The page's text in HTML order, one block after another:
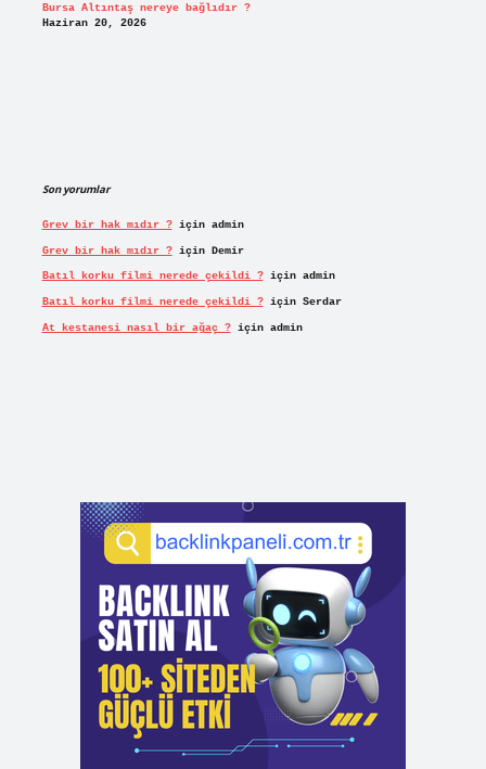
Bursa Altıntaş nereye bağlıdır ?
Haziran 20, 2026
Son yorumlar
Grev bir hak mıdır ?için admin
Grev bir hak mıdır ?için Demir
Batıl korku filmi nerede çekildi ?için admin
Batıl korku filmi nerede çekildi ?için Serdar
At kestanesi nasıl bir ağaç ?için admin